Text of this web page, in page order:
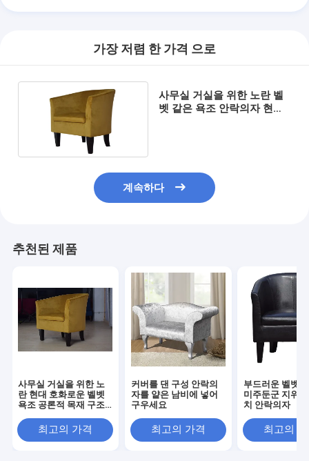
가장 저렴 한 가격 으로
사무실 거실을 위한 노란 벨
벳 같은 욕조 안락의자 현대
계속하다
추천된 제품
사무실 거실을 위한 노
란 현대 호화로운 벨벳
욕조 공론적 목재 구조
최고의 가격
커버를 댄 구성 안락의
자를 얕은 남비에 넣어
구우세요
최고의 가격
부드러운 벨벳
미주둔군 지위
치 안락의자
최고의